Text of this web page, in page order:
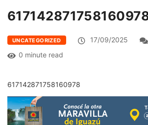
UNCATEGORIZED 17/09/2025
0 minute read
617142871758160978